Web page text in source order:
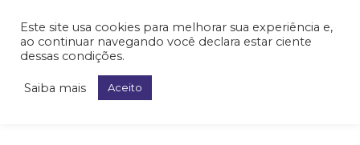
Neurocirurgia Vascular
Este site usa cookies para melhorar sua experiência e,
ao continuar navegando você declara estar ciente
dessas condições.
Saiba mais Aceito